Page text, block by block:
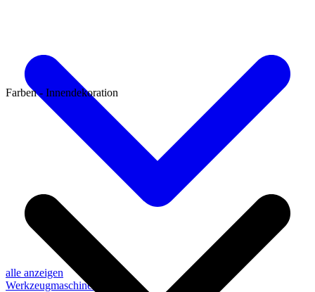
alle anzeigen
Werkzeugmaschinen-Zubehör
Farben - Innendekoration